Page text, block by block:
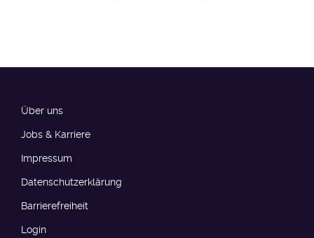
Über uns
Jobs & Karriere
Impressum
Datenschutzerklärung
Barrierefreiheit​​​
Login